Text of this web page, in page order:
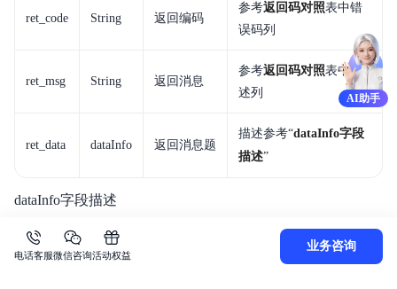
ret_code String 返回编码
参考返回码对照表中错
误码列
ret_msg String 返回消息
参考返回码对照表中描
述列
ret_data dataInfo 返回消息题
描述参考“dataInfo字段
描述”
dataInfo字段描述
字段 类型
AI助手
电话客服微信咨询活动权益
业务咨询